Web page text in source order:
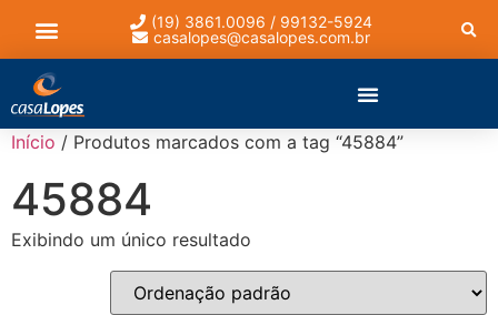
(19) 3861.0096 / 99132-5924
casalopes@casalopes.com.br
Início / Produtos marcados com a tag “45884”
45884
Exibindo um único resultado